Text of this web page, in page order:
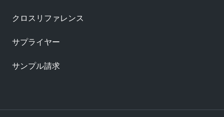
クロスリファレンス
サプライヤー
サンプル請求